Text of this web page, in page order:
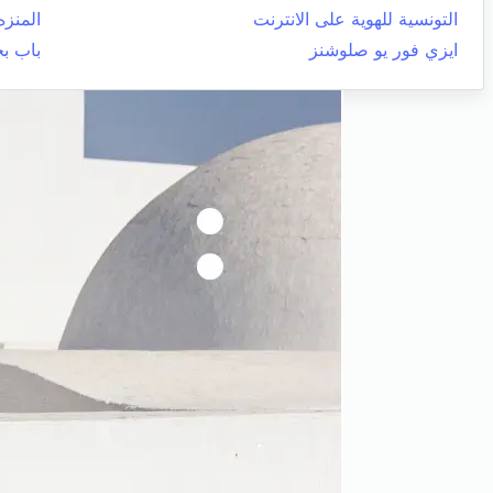
التونسية للهوية على الانترنت
ايزي فور يو صلوشنز
باب